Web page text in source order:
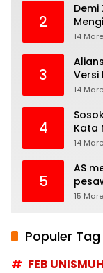
2
Demi
14
3
Versi
14
4
Kata
14
5
AS
15
Populer Tag
FEB